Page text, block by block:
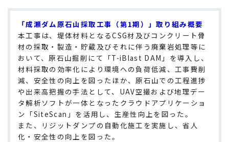
「成瀬ダム原石山採取工事（第1期）」取り組み概要
本工事は、堤体材料となるCSG材及びコンクリート骨
材の採取・製造・貯蔵及びそれに伴う廃棄岩処理等に
おいて、原石山掘削にて「T-iBlast DAM」を導入し、
材料採取の効率化により環境への負荷低減、工事費削
減、安全性の向上を図ったほか、原石山での工程進捗
や出来高把握の手法として、UAV空撮および地理デー
タ解析ソフトが一体となったクラウドアプリケーショ
ン「SiteScan」を活用し、生産性向上を図った。
また、リジットダンプの自動化施工を実施し、省人
化・安全性の向上を図った。